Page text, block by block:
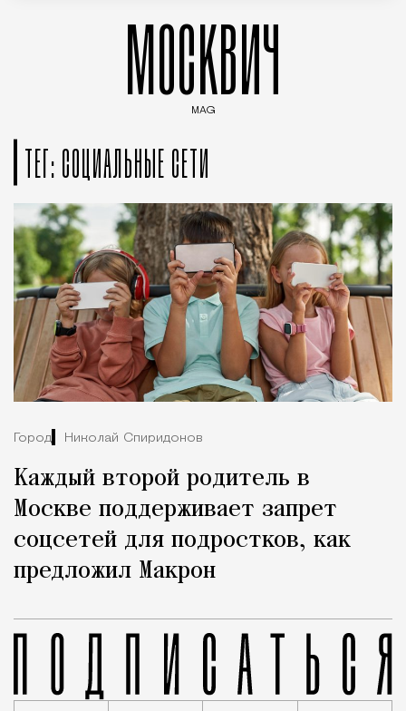
МОСКВИЧ
MAG
ТЕГ: СОЦИАЛЬНЫЕ СЕТИ
Город Николай Спиридонов
Каждый второй родитель в
Москве поддерживает запрет
соцсетей для подростков, как
предложил Макрон